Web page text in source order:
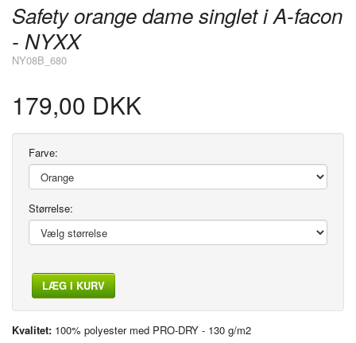
Safety orange dame singlet i A-facon
- NYXX
NY08B_680
179,00 DKK
Farve:
Størrelse:
LÆG I KURV
Kvalitet: 100% polyester med PRO-DRY - 130 g/m2